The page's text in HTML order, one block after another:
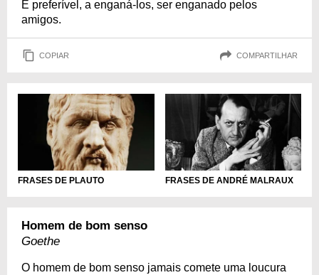
É preferível, a enganá-los, ser enganado pelos
amigos.
COPIAR COMPARTILHAR
FRASES DE PLAUTO FRASES DE ANDRÉ MALRAUX
Homem de bom senso
Goethe
O homem de bom senso jamais comete uma loucura